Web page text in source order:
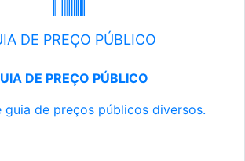
DE PREÇO PÚBLICO
DE PREÇO PÚBLICO
guia de preços públicos diversos.